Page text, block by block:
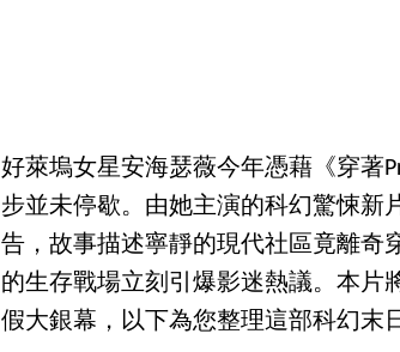
好萊塢女星安海瑟薇今年憑藉《穿著
步並未停歇。由她主演的科幻驚悚新
告，故事描述寧靜的現代社區竟離奇
的生存戰場立刻引爆影迷熱議。本片
假大銀幕，以下為您整理這部科幻末